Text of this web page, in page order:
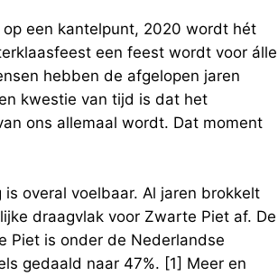
op een kantelpunt, 2020 wordt hét
een feest wordt voor álle
hebben de afgelopen jaren
kwestie van tijd is dat het
ons allemaal wordt. Dat moment
is overal voelbaar. Al jaren brokkelt
draagvlak voor Zwarte Piet af. De
Piet is onder de Nederlandse
gedaald naar 47%. [1] Meer en